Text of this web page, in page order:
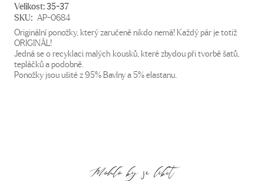
Velikost:35-37
SKU: AP-0684
Originální ponožky, který zaručeně nikdo nemá! Každý pár je totiž
ORIGINÁL!
Jedná se o recyklaci malých kousků, které zbydou při tvorbě šatů,
tepláčků a podobně.
Ponožky jsou ušité z 95% Bavlny a 5% elastanu.
Mohlo by se líbit